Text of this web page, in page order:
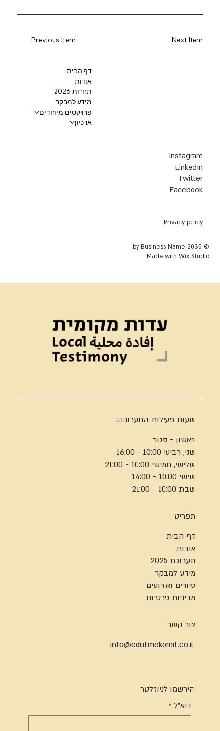
Next Item
Previous Item
Privacy policy
© 2035 by Business Name.
Made with Wix Studio
Instagram
LinkedIn
Twitter
Facebook
דף הבית
אודות
תחרות 2026
מידע למבקר
פרויקטים מיוחדים
ארכיון
שעות פעילות התערוכה:
ראשון - סגור
שני, רביעי 10:00 - 16:00
שלישי, חמישי 10:00 - 21:00
שישי 10:00 - 14:00
שבת 10:00 - 21:00
תפריט
דף הבית
אודות
תערוכת 2025
מידע למבקר
סיורים ואירועים
מדיניות פרטיות
צור קשר
info@edutmekomit.co.il
הירשמו לניוזלטר
דוא"ל *